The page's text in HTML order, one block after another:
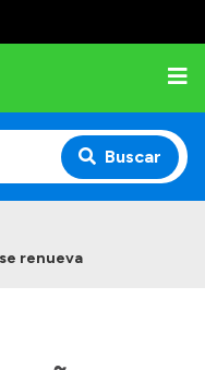
Buscar
renueva